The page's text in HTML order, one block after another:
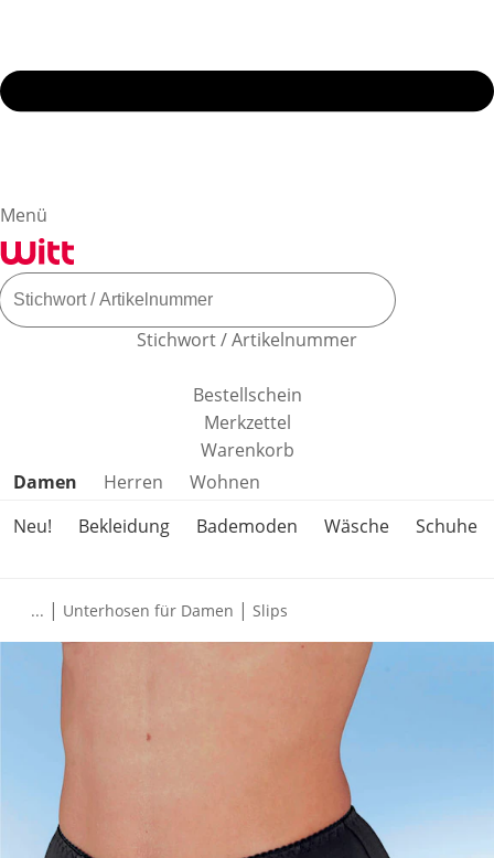
Menü
Stichwort / Artikelnummer
Bestellschein
Merkzettel
Warenkorb
Produktkategorien überspringen
Damen Herren
Wohnen
Neu!
Bekleidung Bademoden Wäsche Schuhe
... | Unterhosen für Damen | Slips